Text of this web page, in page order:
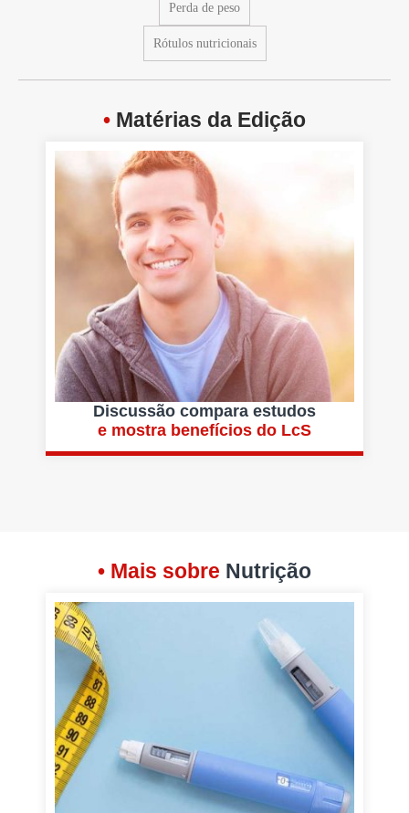
Perda de peso
Rótulos nutricionais
• Matérias da Edição
Discussão compara estudos
e mostra benefícios do LcS
• Mais sobre Nutrição